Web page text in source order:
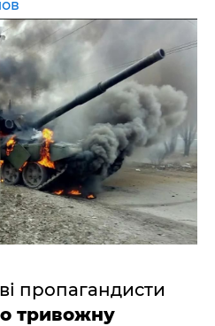
пропагандисти
тривожну